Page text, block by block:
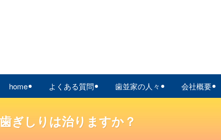
home よくある質問 歯並家の人々 会社概要
ぎしりは治りますか？